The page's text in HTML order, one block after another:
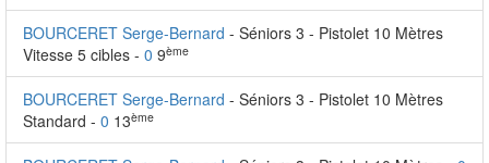
BOURCERET Serge-Bernard - Séniors 3 - Pistolet 10 Mètres
Vitesse 5 cibles - 0 9ème
BOURCERET Serge-Bernard - Séniors 3 - Pistolet 10 Mètres
Standard - 0 13ème